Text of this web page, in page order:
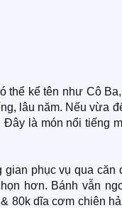
thể kể tên như Cô
lâu năm. Nếu vừa
là món nổi tiếng
phục vụ qua căn
hơn. Bánh vẫn
80k dĩa cơm chiên